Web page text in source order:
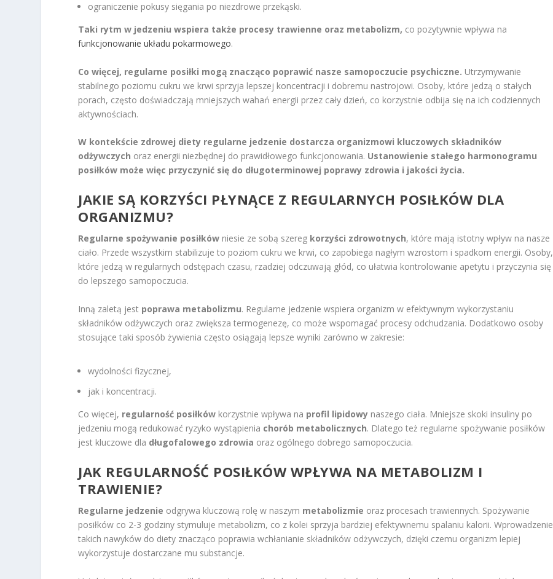
ograniczenie pokusy sięgania po niezdrowe przekąski.
Taki rytm w jedzeniu wspiera także procesy trawienne oraz metabolizm, co pozytywnie wpływa na
funkcjonowanie układu pokarmowego.
Co więcej, regularne posiłki mogą znacząco poprawić nasze samopoczucie psychiczne. Utrzymywanie
stabilnego poziomu cukru we krwi sprzyja lepszej koncentracji i dobremu nastrojowi. Osoby, które jedzą o stałych
porach, często doświadczają mniejszych wahań energii przez cały dzień, co korzystnie odbija się na ich codziennych
aktywnościach.
W kontekście zdrowej diety regularne jedzenie dostarcza organizmowi kluczowych składników
odżywczych oraz energii niezbędnej do prawidłowego funkcjonowania. Ustanowienie stałego harmonogramu
posiłków może więc przyczynić się do długoterminowej poprawy zdrowia i jakości życia.
JAKIE SĄ KORZYŚCI PŁYNĄCE Z REGULARNYCH POSIŁKÓW DLA
ORGANIZMU?
Regularne spożywanie posiłków niesie ze sobą szereg korzyści zdrowotnych, które mają istotny wpływ na nasze
ciało. Przede wszystkim stabilizuje to poziom cukru we krwi, co zapobiega nagłym wzrostom i spadkom energii. Osoby,
które jedzą w regularnych odstępach czasu, rzadziej odczuwają głód, co ułatwia kontrolowanie apetytu i przyczynia się
do lepszego samopoczucia.
Inną zaletą jest poprawa metabolizmu. Regularne jedzenie wspiera organizm w efektywnym wykorzystaniu
składników odżywczych oraz zwiększa termogenezę, co może wspomagać procesy odchudzania. Dodatkowo osoby
stosujące taki sposób żywienia często osiągają lepsze wyniki zarówno w zakresie:
wydolności fizycznej,
jak i koncentracji.
Co więcej, regularność posiłków korzystnie wpływa na profil lipidowy naszego ciała. Mniejsze skoki insuliny po
jedzeniu mogą redukować ryzyko wystąpienia chorób metabolicznych. Dlatego też regularne spożywanie posiłków
jest kluczowe dla długofalowego zdrowia oraz ogólnego dobrego samopoczucia.
JAK REGULARNOŚĆ POSIŁKÓW WPŁYWA NA METABOLIZM I
TRAWIENIE?
Regularne jedzenie odgrywa kluczową rolę w naszym metabolizmie oraz procesach trawiennych. Spożywanie
posiłków co 2-3 godziny stymuluje metabolizm, co z kolei sprzyja bardziej efektywnemu spalaniu kalorii. Wprowadzenie
takich nawyków do diety znacząco poprawia wchłanianie składników odżywczych, dzięki czemu organizm lepiej
wykorzystuje dostarczane mu substancje.